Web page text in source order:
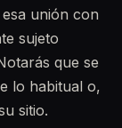
unión con
sujeto
que se
lo habitual o,
sitio.